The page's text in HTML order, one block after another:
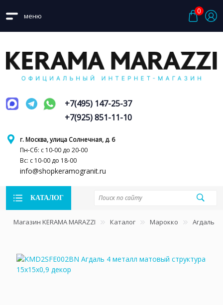
меню
0
г. Москва, улица Солнечная, д. 6
Пн-Сб: с 10-00 до 20-00
Вс: с 10-00 до 18-00
info@shopkeramogranit.ru
+7(495) 147-25-37
+7(925) 851-11-10
КАТАЛОГ
Магазин KERAMA MARAZZI Каталог Марокко Агдаль